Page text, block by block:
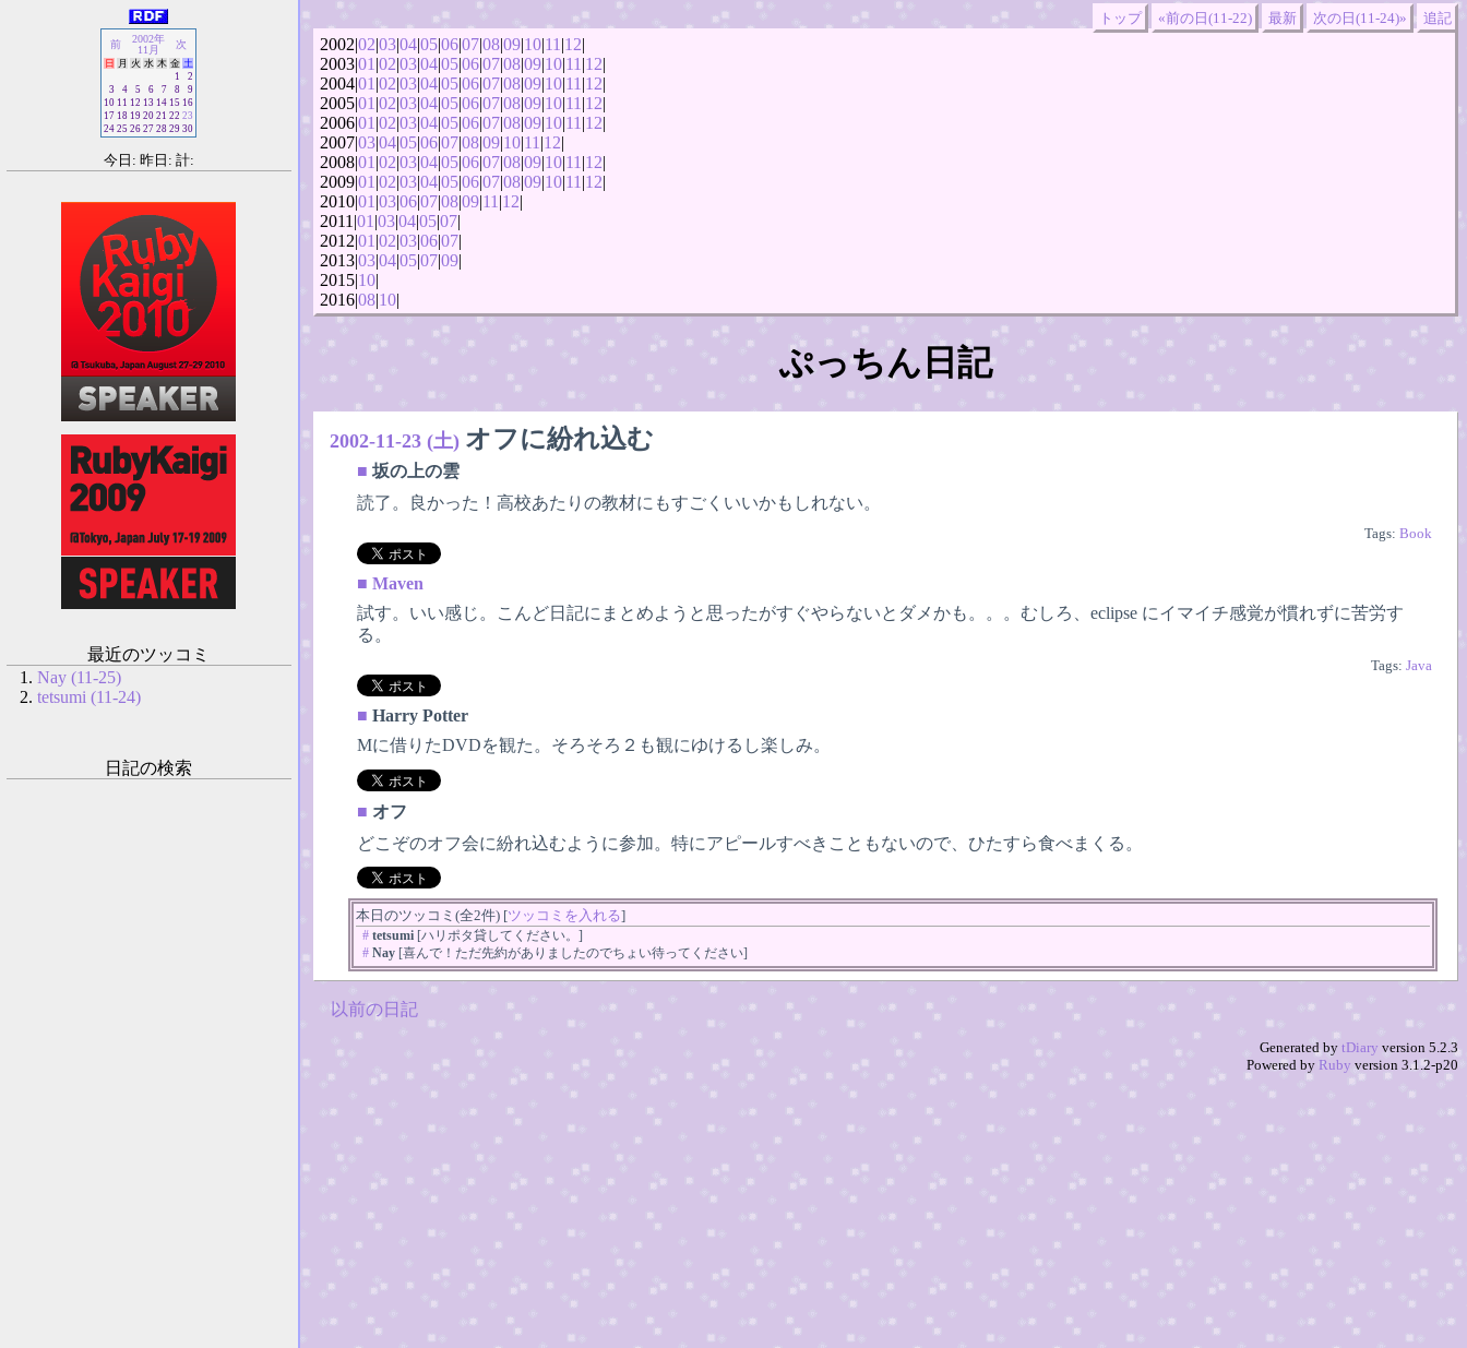
トップ «前の日(11-22) 最新 次の日(11-24)» 追記
2002|02|03|04|05|06|07|08|09|10|11 |12|
2003|01 |02|03|04|05|06|07|08|09|10|11 |12|
2004|01 |02|03|04|05|06|07|08|09|10|11 |12|
2005|01 |02|03|04|05|06|07|08|09|10|11 |12|
2006|01 |02|03|04|05|06|07|08|09|10|11 |12|
2007|03|04|05|06|07|08|09|10|11 |12|
2008|01 |02|03|04|05|06|07|08|09|10|11 |12|
2009|01 |02|03|04|05|06|07|08|09|10|11 |12|
2010|01 |03|06|07|08|09|11 |12|
2011|01 |03|04|05|07|
2012|01 |02|03|06|07|
2013|03|04|05|07|09|
2015|10|
2016|08|10|
ぷっちん日記
2002-11-23 (土) オフに紛れ込む
■ 坂の上の雲
読了。良かった！高校あたりの教材にもすごくいいかもしれない。
Tags: Book
■ Maven
試す。いい感じ。こんど日記にまとめようと思ったがすぐやらないとダメかも。。。むしろ、eclipse にイマイチ感覚が慣れずに苦労す
る。
Tags: Java
■ Harry Potter
Mに借りたDVDを観た。そろそろ２も観にゆけるし楽しみ。
■ オフ
どこぞのオフ会に紛れ込むように参加。特にアピールすべきこともないので、ひたすら食べまくる。
本日のツッコミ(全2件) [ツッコミを入れる]
# tetsumi [ハリポタ貸してください。]
# Nay [喜んで！ただ先約がありましたのでちょい待ってください]
以前の日記
前
2002年
11月
次
日 月 火 水 木 金 土
1
2
3
4 5 6 7 8
9
10 11 12 13 14 15 16
17 18 19 20 21 22 23
24 25 26 27 28 29 30
今日: 昨日: 計:
最近のツッコミ
Nay (11-25)
tetsumi (11-24)
日記の検索
Generated by tDiary version 5.2.3
Powered by Ruby version 3.1.2-p20